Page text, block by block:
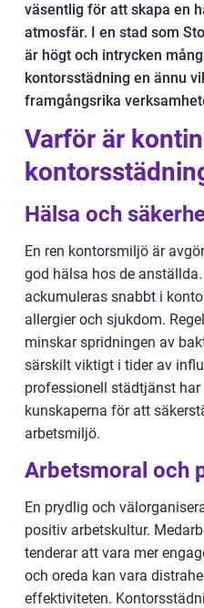
väsentlig för att skapa en
atmosfär. I en stad som
är högt och intrycken
kontorsstädning en ännu
framgångsrika
Varför är
Hälsa och
En ren kontorsmiljö är
god hälsa hos de
ackumuleras snabbt i
allergier och sjukdom.
minskar spridningen av
särskilt viktigt i tider av
professionell städtjänst
kunskaperna för att
arbetsmiljö.
Arbetsmoral och
En prydlig och
positiv arbetskultur.
tenderar att vara mer
och oreda kan vara
effektiviteten.